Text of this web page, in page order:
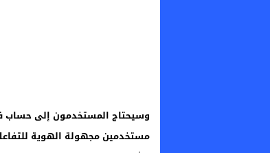
مستخدمين مجهولة الهوية